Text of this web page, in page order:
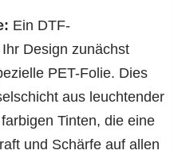
Ein DTF-
Design zunächst
PET-Folie. Dies
aus leuchtender
Tinten, die eine
und Schärfe auf allen